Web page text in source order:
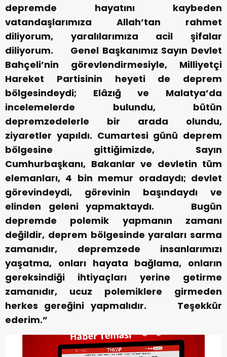
depremde hayatını kaybeden
vatandaşlarımıza Allah’tan rahmet
diliyorum, yaralılarımıza acil şifalar
diliyorum.
Genel Başkanımız Sayın Devlet
Bahçeli’nin görevlendirmesiyle, Milliyetçi
Hareket Partisinin heyeti de deprem
bölgesindeydi; Elâzığ ve Malatya’da
incelemelerde bulundu, bütün
depremzedelerle bir arada olundu,
ziyaretler yapıldı. Cumartesi günü deprem
bölgesine gittiğimizde, Sayın
Cumhurbaşkanı, Bakanlar ve devletin tüm
elemanları, 4 bin memur oradaydı; devlet
görevindeydi, görevinin başındaydı ve
elinden geleni yapmaktaydı.
Bugün
depremde polemik yapmanın zamanı
değildir, deprem bölgesinde yaraları sarma
zamanıdır, depremzede insanlarımızı
yaşatma, onları hayata bağlama, onların
gereksindiği ihtiyaçları yerine getirme
zamanıdır, ucuz polemiklere girmeden
herkes gereğini yapmalıdır.
Teşekkür
ederim.”